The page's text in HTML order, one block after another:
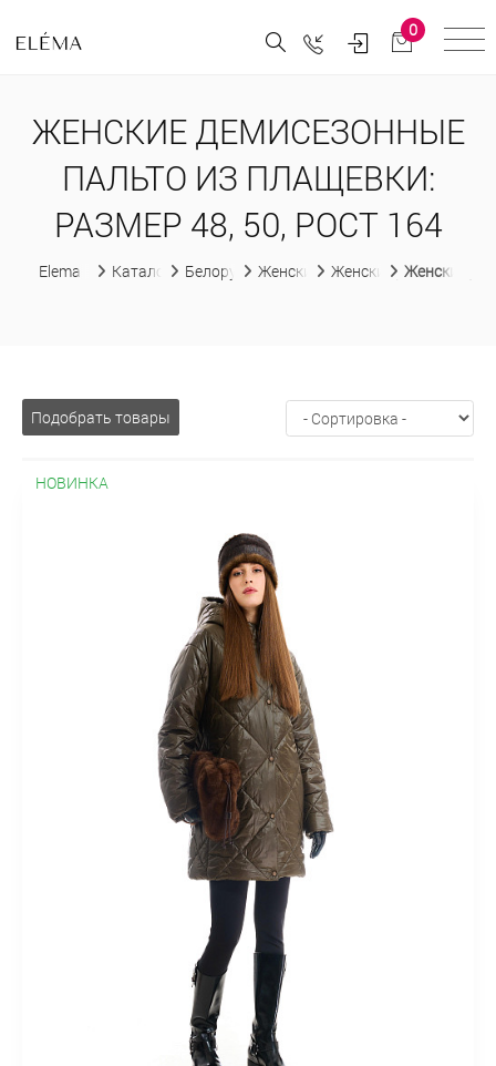
0
ЖЕНСКИЕ ДЕМИСЕЗОННЫЕ
ПАЛЬТО ИЗ ПЛАЩЕВКИ:
РАЗМЕР 48, 50, РОСТ 164
Elema Каталог Белорусская женская одежда
Женские пальто
Женские Женские
Подобрать товары
НОВИНКА